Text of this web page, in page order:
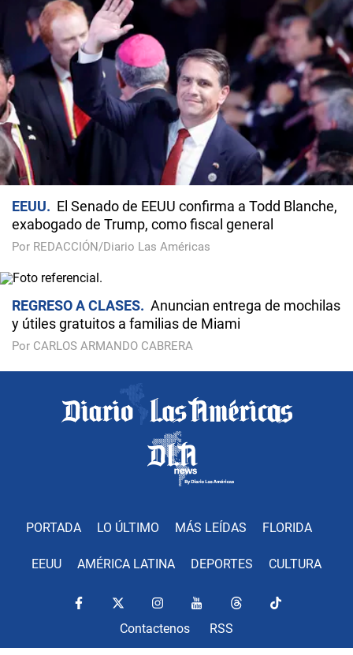
EEUU
El Senado de EEUU confirma a Todd Blanche,
exabogado de Trump, como fiscal general
Por REDACCIÓN/Diario Las Américas
REGRESO A CLASES
Anuncian entrega de mochilas
y útiles gratuitos a familias de Miami
Por CARLOS ARMANDO CABRERA
PORTADA LO ÚLTIMO MÁS LEÍDAS FLORIDA
EEUU AMÉRICA LATINA DEPORTES CULTURA
Contactenos RSS